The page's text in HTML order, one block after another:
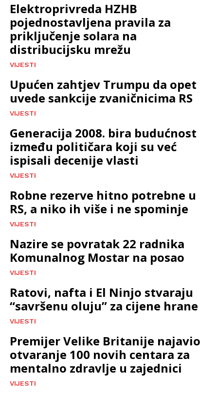
Elektroprivreda HZHB
pojednostavljena pravila za
priključenje solara na
distribucijsku mrežu
VIJESTI
Upućen zahtjev Trumpu da opet
uvede sankcije zvaničnicima RS
VIJESTI
Generacija 2008. bira budućnost
između političara koji su već
ispisali decenije vlasti
VIJESTI
Robne rezerve hitno potrebne u
RS, a niko ih više i ne spominje
VIJESTI
Nazire se povratak 22 radnika
Komunalnog Mostar na posao
VIJESTI
Ratovi, nafta i El Ninjo stvaraju
“savršenu oluju” za cijene hrane
VIJESTI
Premijer Velike Britanije najavio
otvaranje 100 novih centara za
mentalno zdravlje u zajednici
VIJESTI